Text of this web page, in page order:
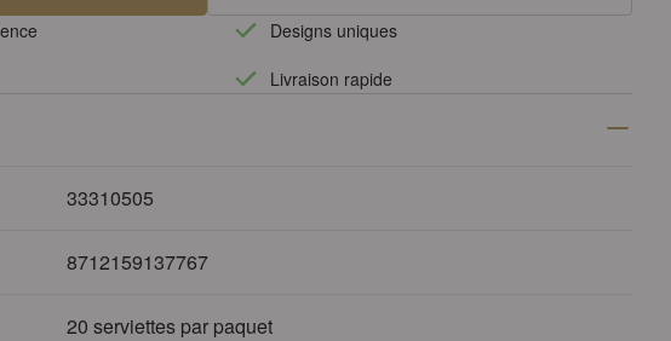
Designs uniques
Livraison rapide
33310505
8712159137767
20 serviettes par paquet